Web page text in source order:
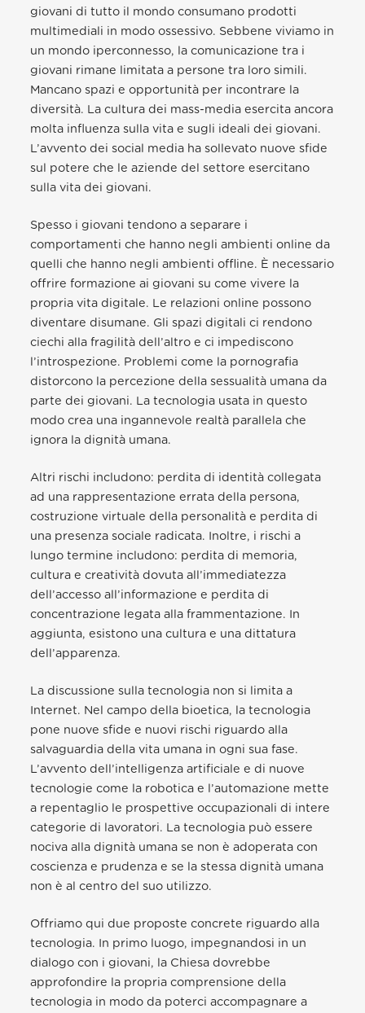
giovani di tutto il mondo consumano prodotti
multimediali in modo ossessivo. Sebbene viviamo in
un mondo iperconnesso, la comunicazione tra i
giovani rimane limitata a persone tra loro simili.
Mancano spazi e opportunità per incontrare la
diversità. La cultura dei mass-media esercita ancora
molta influenza sulla vita e sugli ideali dei giovani.
L’avvento dei social media ha sollevato nuove sfide
sul potere che le aziende del settore esercitano
sulla vita dei giovani.
Spesso i giovani tendono a separare i
comportamenti che hanno negli ambienti online da
quelli che hanno negli ambienti offline. È necessario
offrire formazione ai giovani su come vivere la
propria vita digitale. Le relazioni online possono
diventare disumane. Gli spazi digitali ci rendono
ciechi alla fragilità dell’altro e ci impediscono
l’introspezione. Problemi come la pornografia
distorcono la percezione della sessualità umana da
parte dei giovani. La tecnologia usata in questo
modo crea una ingannevole realtà parallela che
ignora la dignità umana.
Altri rischi includono: perdita di identità collegata
ad una rappresentazione errata della persona,
costruzione virtuale della personalità e perdita di
una presenza sociale radicata. Inoltre, i rischi a
lungo termine includono: perdita di memoria,
cultura e creatività dovuta all’immediatezza
dell’accesso all’informazione e perdita di
concentrazione legata alla frammentazione. In
aggiunta, esistono una cultura e una dittatura
dell’apparenza.
La discussione sulla tecnologia non si limita a
Internet. Nel campo della bioetica, la tecnologia
pone nuove sfide e nuovi rischi riguardo alla
salvaguardia della vita umana in ogni sua fase.
L’avvento dell’intelligenza artificiale e di nuove
tecnologie come la robotica e l’automazione mette
a repentaglio le prospettive occupazionali di intere
categorie di lavoratori. La tecnologia può essere
nociva alla dignità umana se non è adoperata con
coscienza e prudenza e se la stessa dignità umana
non è al centro del suo utilizzo.
Offriamo qui due proposte concrete riguardo alla
tecnologia. In primo luogo, impegnandosi in un
dialogo con i giovani, la Chiesa dovrebbe
approfondire la propria comprensione della
tecnologia in modo da poterci accompagnare a